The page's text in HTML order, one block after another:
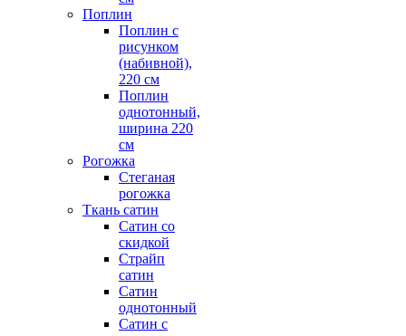
Поплин
Поплин с
рисунком
(набивной),
220 см
Поплин
однотонный,
ширина 220
см
Рогожка
Стеганая
рогожка
Ткань сатин
Сатин со
скидкой
Страйп
сатин
Сатин
однотонный
Сатин с